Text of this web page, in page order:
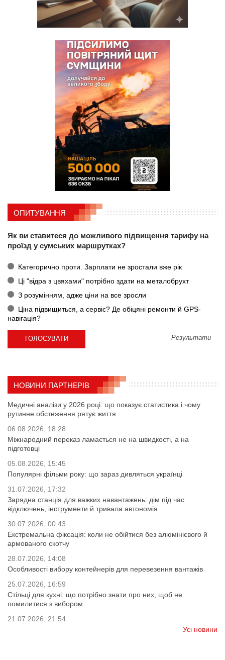
ОПИТУВАННЯ
Як ви ставитеся до можливого підвищення тарифу на
проїзд у сумських маршрутках?
Категорично проти. Зарплати не зростали вже рік
Ці "відра з цвяхами" потрібно здати на металобрухт
З розумінням, адже ціни на все зросли
Ціна підвищиться, а сервіс? Де обіцяні ремонти й GPS-
навігація?
Результати
НОВИНИ ПАРТНЕРІВ
Медичні аналізи у 2026 році: що показує статистика і чому
рутинне обстеження рятує життя
06.08.2026, 18:28
Міжнародний переказ ламається не на швидкості, а на
підготовці
05.08.2026, 15:45
Популярні фільми року: що зараз дивляться українці
31.07.2026, 17:32
Зарядна станція для важких навантажень: дім під час
відключень, інструменти й тривала автономія
30.07.2026, 00:43
Екстремальна фіксація: коли не обійтися без алюмінієвого й
армованого скотчу
28.07.2026, 14:08
Особливості вибору контейнерів для перевезення вантажів
25.07.2026, 16:59
Стільці для кухні: що потрібно знати про них, щоб не
помилитися з вибором
21.07.2026, 21:54
Усі новини